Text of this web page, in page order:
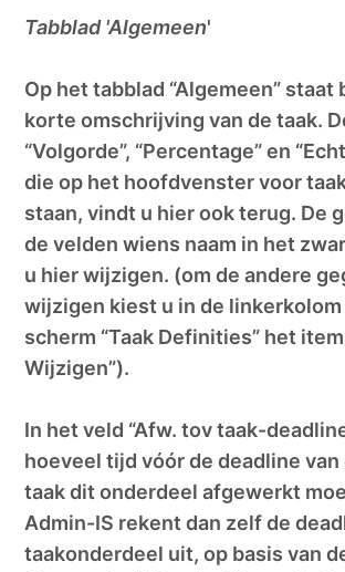
Tabblad 'Algemeen'
Op het tabblad “Algemeen” staat
korte omschrijving van de taak.
“Volgorde”, “Percentage” en
die op het hoofdvenster voor
staan, vindt u hier ook terug. De
de velden wiens naam in het
u hier wijzigen. (om de andere
wijzigen kiest u in de linkerkolom
scherm “Taak Definities” het item
Wijzigen”).
In het veld “Afw. tov taak-
hoeveel tijd vóór de deadline
taak dit onderdeel afgewerkt
Admin-IS rekent dan zelf de
taakonderdeel uit, op basis van